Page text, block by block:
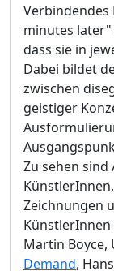
Verbindendes
minutes later"
dass sie in
Dabei bildet
zwischen
geistiger
Zu sehen
Zeichnungen
KünstlerInnen
Martin Boyce,
Demand,